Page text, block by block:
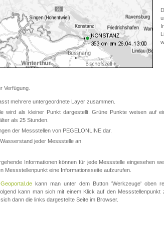
Verfügung.
mehrere untergeordnete Layer zusammen.
wird als kleiner Punkt dargestellt. Grüne Punkte weisen auf
als 25 Stunden.
der Messstellen von PEGELONLINE dar.
jeder Messstelle an.
Informationen können für jede Messstelle eingesehen
Messstellenpunkt eine Informationsseite aufzurufen.
Geoportal.de kann man unter dem Button 'Werkzeuge' oben
kann man sich mit einem Klick auf den Messstellenpunkt
dann die links dargestellte Seite im Browser.